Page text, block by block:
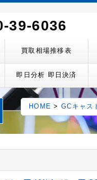
39-6036
買取相場推移表
即日分析 即日決済
HOME >GCキャス